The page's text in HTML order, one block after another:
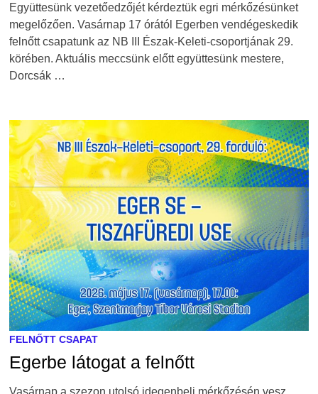
Együttesünk vezetőedzőjét kérdeztük egri mérkőzésünket
megelőzően. Vasárnap 17 órától Egerben vendégeskedik
felnőtt csapatunk az NB III Észak-Keleti-csoportjának 29.
körében. Aktuális meccsünk előtt együttesünk mestere,
Dorcsák …
FELNŐTT CSAPAT
Egerbe látogat a felnőtt